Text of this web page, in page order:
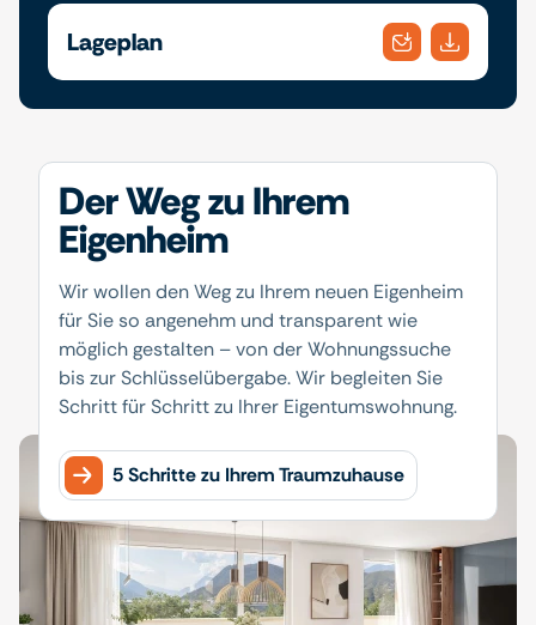
Lageplan
Der Weg zu Ihrem
Eigenheim
Wir wollen den Weg zu Ihrem neuen Eigenheim
für Sie so angenehm und transparent wie
möglich gestalten – von der Wohnungssuche
bis zur Schlüsselübergabe. Wir begleiten Sie
Schritt für Schritt zu Ihrer Eigentumswohnung.
5 Schritte zu Ihrem Traumzuhause